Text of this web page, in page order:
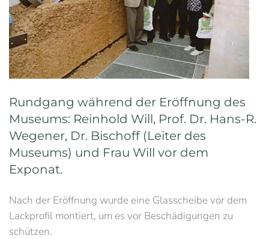
Rundgang während der Eröffnung des
Museums: Reinhold Will, Prof. Dr. Hans-R.
Wegener, Dr. Bischoff (Leiter des
Museums) und Frau Will vor dem
Exponat.
Nach der Eröffnung wurde eine Glasscheibe vor dem
Lackprofil montiert, um es vor Beschädigungen zu
schützen.